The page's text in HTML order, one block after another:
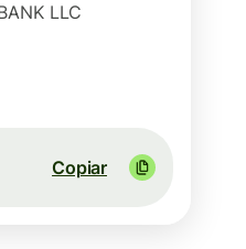
LLC
Copiar